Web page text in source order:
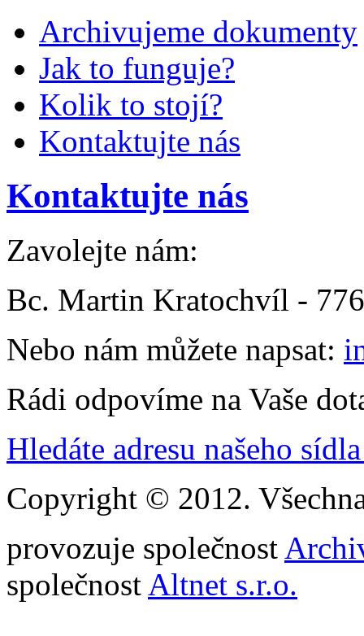
Archivujeme dokumenty
Jak to funguje?
Kolik to stojí?
Kontaktujte nás
Kontaktujte nás
Zavolejte nám:
Bc. Martin Kratochvíl -
Nebo nám můžete napsat:
Rádi odpovíme na Vaše
Hledáte adresu našeho
Copyright © 2012.
provozuje společnost
společnost Altnet s.r.o.